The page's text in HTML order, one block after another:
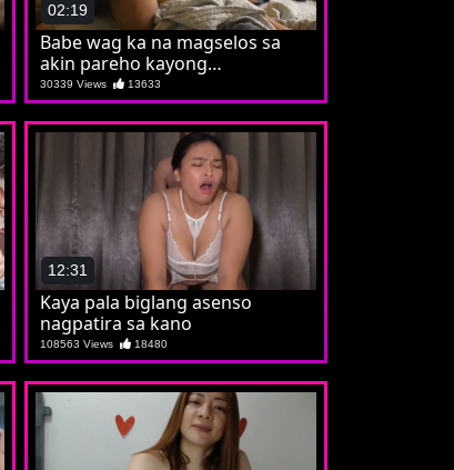
02:19
Babe wag ka na magselos sa
akin pareho kayong
makakaraos
30339 Views 13633
12:31
Kaya pala biglang asenso
nagpatira sa kano
108563 Views 18480